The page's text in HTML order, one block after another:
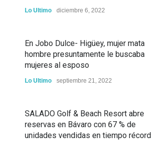
Lo Ultimo diciembre 6, 2022
En Jobo Dulce- Higüey, mujer mata
hombre presuntamente le buscaba
mujeres al esposo
Lo Ultimo septiembre 21, 2022
SALADO Golf & Beach Resort abre
reservas en Bávaro con 67 % de
unidades vendidas en tiempo récord